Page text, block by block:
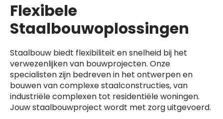
Flexibele
Staalbouwoplossingen
Staalbouw biedt flexibiliteit en snelheid bij het
verwezenlijken van bouwprojecten. Onze
specialisten zijn bedreven in het ontwerpen en
bouwen van complexe staalconstructies, van
industriële complexen tot residentiële woningen.
Jouw staalbouwproject wordt met zorg uitgevoerd.